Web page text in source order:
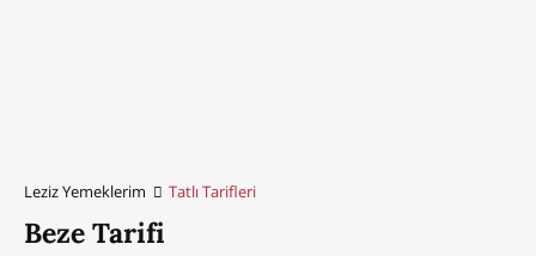
Leziz Yemeklerim Tatlı Tarifleri
Beze Tarifi